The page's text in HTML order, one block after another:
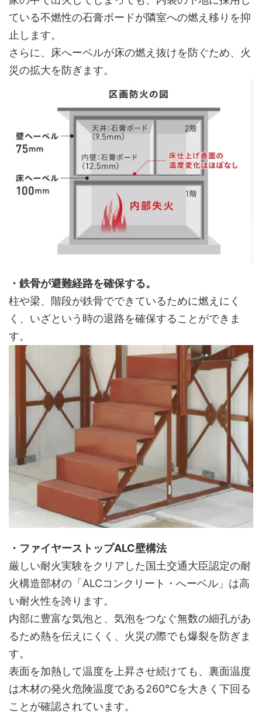
ている不燃性の石膏ボードが隣室への燃え移りを抑
止します。
さらに、床へーベルが床の燃え抜けを防ぐため、火
災の拡大を防ぎます。
・鉄骨が避難経路を確保する。
柱や梁、階段が鉄骨でできているために燃えにく
く、いざという時の退路を確保することができま
す。
・ファイヤーストップALC壁構法
厳しい耐火実験をクリアした国土交通大臣認定の耐
火構造部材の「ALCコンクリート・へーベル」は高
い耐火性を誇ります。
内部に豊富な気泡と、気泡をつなぐ無数の細孔があ
るため熱を伝えにくく、火災の際でも爆裂を防ぎま
す。
表面を加熱して温度を上昇させ続けても、裏面温度
は木材の発火危険温度である260℃を大きく下回る
ことが確認されています。